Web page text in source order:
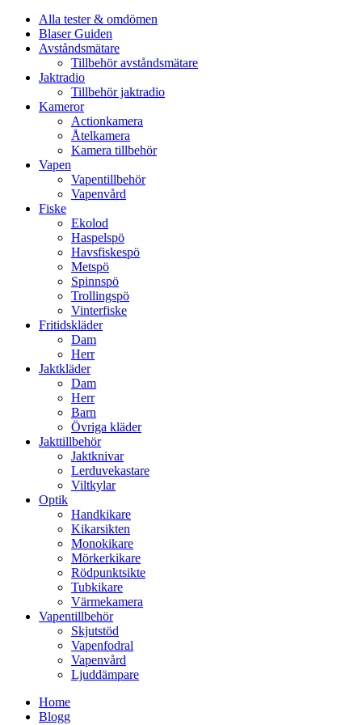
Alla tester & omdömen
Blaser Guiden
Avståndsmätare
Tillbehör avståndsmätare
Jaktradio
Tillbehör jaktradio
Kameror
Actionkamera
Åtelkamera
Kamera tillbehör
Vapen
Vapentillbehör
Vapenvård
Fiske
Ekolod
Haspelspö
Havsfiskespö
Metspö
Spinnspö
Trollingspö
Vinterfiske
Fritidskläder
Dam
Herr
Jaktkläder
Dam
Herr
Barn
Övriga kläder
Jakttillbehör
Jaktknivar
Lerduvekastare
Viltkylar
Optik
Handkikare
Kikarsikten
Monokikare
Mörkerkikare
Rödpunktsikte
Tubkikare
Värmekamera
Vapentillbehör
Skjutstöd
Vapenfodral
Vapenvård
Ljuddämpare
Home
Blogg